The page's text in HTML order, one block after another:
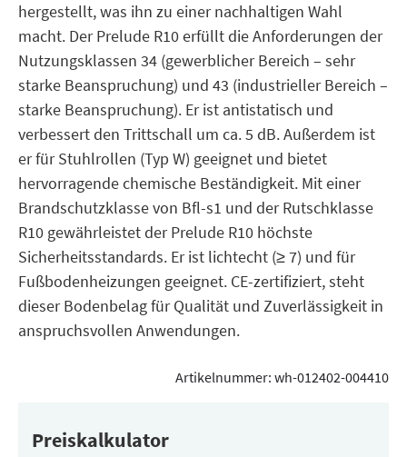
hergestellt, was ihn zu einer nachhaltigen Wahl
macht. Der Prelude R10 erfüllt die Anforderungen der
Nutzungsklassen 34 (gewerblicher Bereich – sehr
starke Beanspruchung) und 43 (industrieller Bereich –
starke Beanspruchung). Er ist antistatisch und
verbessert den Trittschall um ca. 5 dB. Außerdem ist
er für Stuhlrollen (Typ W) geeignet und bietet
hervorragende chemische Beständigkeit. Mit einer
Brandschutzklasse von Bfl-s1 und der Rutschklasse
R10 gewährleistet der Prelude R10 höchste
Sicherheitsstandards. Er ist lichtecht (≥ 7) und für
Fußbodenheizungen geeignet. CE-zertifiziert, steht
dieser Bodenbelag für Qualität und Zuverlässigkeit in
anspruchsvollen Anwendungen.
Artikelnummer: wh-012402-004410
Preiskalkulator